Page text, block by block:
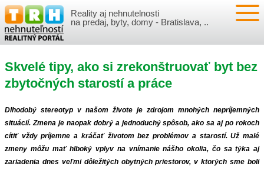
Reality aj nehnutelnosti
na predaj, byty, domy - Bratislava, ..
NEHNUTEĽNOSTI
BYTY
NEBYTOVÉ PRIESTORY
REKREAČNÉ OBJEKTY
VLOŽIŤ NEHNUTEĽNOSTI
REGISTRÁCIA
ČLÁNKY O REALITÁCH
BÝVANIE A REALITY
INFO
Skvelé tipy, ako si zrekonštruovať byt bez
zbytočných starostí a práce
Dlhodobý stereotyp v našom živote je zdrojom mnohých nepríjemných
situácií. Zmena je naopak dobrý a jednoduchý spôsob, ako sa aj po rokoch
cítiť vždy príjemne a kráčať životom bez problémov a starostí. Už malé
zmeny môžu mať hlboký vplyv na vnímanie nášho okolia, čo sa týka aj
zariadenia dnes veľmi dôležitých obytných priestorov, v ktorých sme boli